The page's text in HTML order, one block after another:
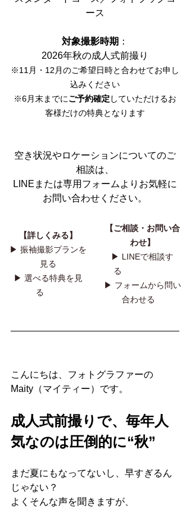
ース
対象撮影時期 ：
2026年秋の成人式前撮り
※11月・12月のご希望日時と合わせてお申し
込みください
※6月末までにご予約確定 していただけるお
客様だけの特典となります
空き状況やロケーションについてのご
相談は、
LINEまたは専用フォームよりお気軽に
お問い合わせください。
【詳しくみる】
▶︎ 振袖撮影プランを
見る
▶︎ 選べる特典を見
る
【ご相談・お問い合
わせ】
▶︎ LINEで相談す
る
▶︎ フォームから問い
合わせる
こんにちは、フォトグラファーの
Maity（マイティー）です。
成人式前撮りで、毎年人
気なのは圧倒的に“秋”
まだ夏にもなってないし、早すぎるん
じゃない？
よくそんな声を聞きますが、